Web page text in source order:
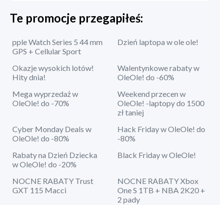
Te promocje przegapiłeś:
pple Watch Series 5 44 mm
GPS + Cellular Sport
Dzień laptopa w ole ole!
Okazje wysokich lotów!
Hity dnia!
Walentynkowe rabaty w
OleOle! do -60%
Mega wyprzedaż w
OleOle! do -70%
Weekend przecen w
OleOle! -laptopy do 1500
zł taniej
Cyber Monday Deals w
OleOle! do -80%
Hack Friday w OleOle! do
-80%
Rabaty na Dzień Dziecka
w OleOle! do -20%
Black Friday w OleOle!
NOCNE RABATY Trust
GXT 115 Macci
NOCNE RABATY Xbox
One S 1TB + NBA 2K20 +
2 pady